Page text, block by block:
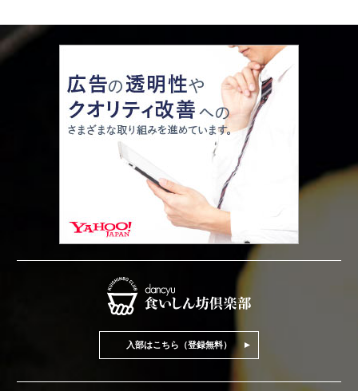
入部はこちら（登録無料）